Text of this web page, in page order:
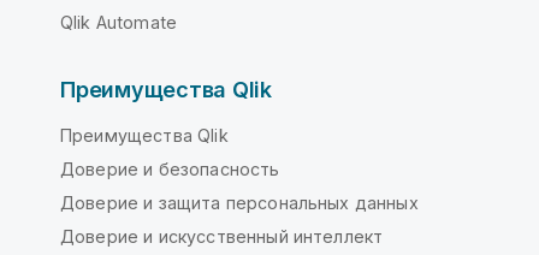
Qlik Automate
Преимущества Qlik
Преимущества Qlik
Доверие и безопасность
Доверие и защита персональных данных
Доверие и искусственный интеллект